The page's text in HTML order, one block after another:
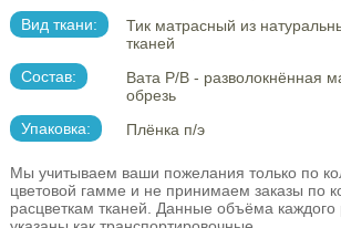
Вид ткани:
Тик матрасный из
тканей
Состав:
Вата Р/В - разволокнённая
обрезь
Упаковка:
Плёнка п/э
Мы учитываем ваши пожелания только по
цветовой гамме и не принимаем заказы по
расцветкам тканей. Данные объёма каждого